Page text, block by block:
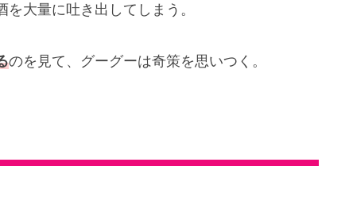
大量に吐き出してしまう。
のを見て、グーグーは奇策を思いつく。